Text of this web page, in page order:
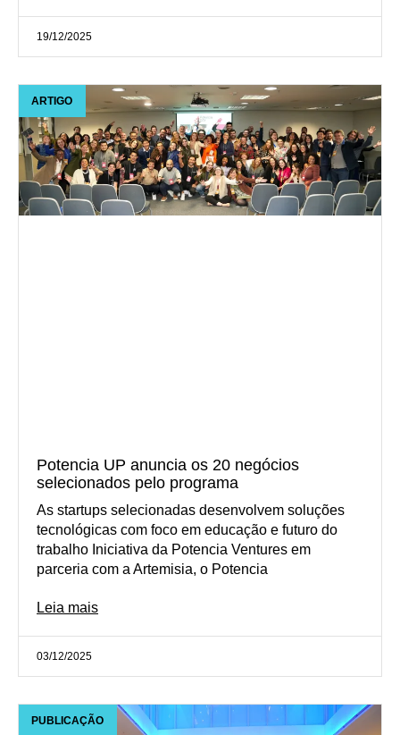
19/12/2025
ARTIGO
Potencia UP anuncia os 20 negócios
selecionados pelo programa
As startups selecionadas desenvolvem soluções
tecnológicas com foco em educação e futuro do
trabalho Iniciativa da Potencia Ventures em
parceria com a Artemisia, o Potencia
Leia mais
03/12/2025
PUBLICAÇÃO